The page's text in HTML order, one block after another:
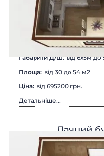
Габарити Д/Ш: від 6х5м до
Площа: від 30 до 54 м2
Цiна: від 695200 грн.
Детальніше...
Дачний